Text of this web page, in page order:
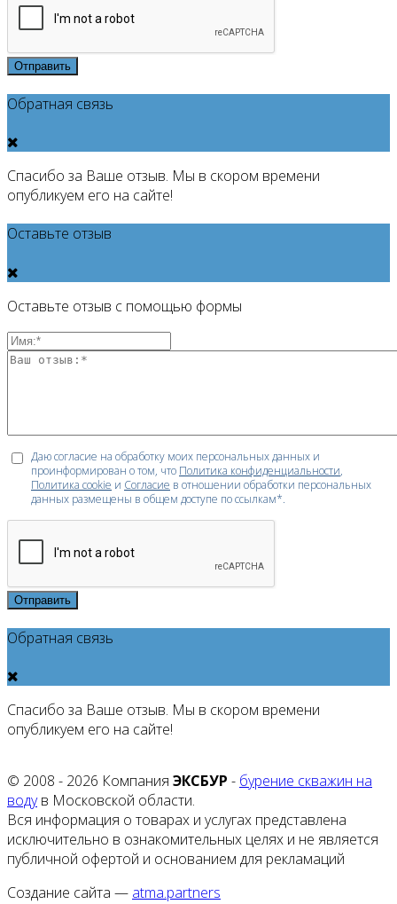
Отправить
Обратная связь
Спасибо за Ваше отзыв. Мы в скором времени
опубликуем его на сайте!
Оставьте отзыв
Оставьте отзыв с помощью формы
Даю согласие на обработку моих персональных данных и
проинформирован о том, что Политика конфиденциальности,
Политика cookie и Согласие в отношении обработки персональных
данных размещены в общем доступе по ссылкам*.
Отправить
Обратная связь
Спасибо за Ваше отзыв. Мы в скором времени
опубликуем его на сайте!
© 2008 - 2026 Компания ЭКСБУР - бурение скважин на
водув Московской области.
Вся информация о товарах и услугах представлена
исключительно в ознакомительных целях и не является
публичной офертой и основанием для рекламаций
Создание сайта — atma.partners